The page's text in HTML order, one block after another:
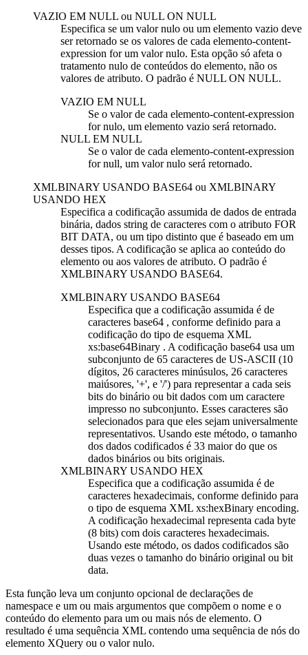
VAZIO EM NULL ou NULL ON NULL
Especifica se um valor nulo ou um elemento vazio deve
ser retornado se os valores de cada elemento-content-
expression for um valor nulo. Esta opção só afeta o
tratamento nulo de conteúdos do elemento, não os
valores de atributo. O padrão é NULL ON NULL.
VAZIO EM NULL
Se o valor de cada elemento-content-expression
for nulo, um elemento vazio será retornado.
NULL EM NULL
Se o valor de cada elemento-content-expression
for null, um valor nulo será retornado.
XMLBINARY USANDO BASE64 ou XMLBINARY
USANDO HEX
Especifica a codificação assumida de dados de entrada
binária, dados string de caracteres com o atributo FOR
BIT DATA, ou um tipo distinto que é baseado em um
desses tipos. A codificação se aplica ao conteúdo do
elemento ou aos valores de atributo. O padrão é
XMLBINARY USANDO BASE64.
XMLBINARY USANDO BASE64
Especifica que a codificação assumida é de
caracteres base64 , conforme definido para a
codificação do tipo de esquema XML
xs:base64Binary . A codificação base64 usa um
subconjunto de 65 caracteres de US-ASCII (10
dígitos, 26 caracteres minúsulos, 26 caracteres
maiúsores, '+', e '/') para representar a cada seis
bits do binário ou bit dados com um caractere
impresso no subconjunto. Esses caracteres são
selecionados para que eles sejam universalmente
representativos. Usando este método, o tamanho
dos dados codificados é 33 maior do que os
dados binários ou bits originais.
XMLBINARY USANDO HEX
Especifica que a codificação assumida é de
caracteres hexadecimais, conforme definido para
o tipo de esquema XML xs:hexBinary encoding.
A codificação hexadecimal representa cada byte
(8 bits) com dois caracteres hexadecimais.
Usando este método, os dados codificados são
duas vezes o tamanho do binário original ou bit
data.
Esta função leva um conjunto opcional de declarações de
namespace e um ou mais argumentos que compõem o nome e o
conteúdo do elemento para um ou mais nós de elemento. O
resultado é uma sequência XML contendo uma sequência de nós do
elemento XQuery ou o valor nulo.